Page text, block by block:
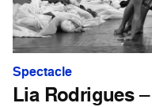
Spectacle
Lia Rodrigues–